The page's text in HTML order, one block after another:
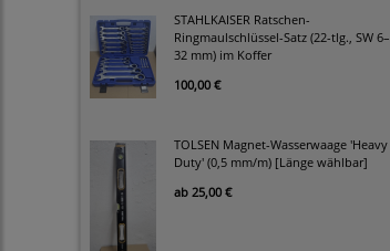
STAHLKAISER Ratschen-
Ringmaulschlüssel-Satz (22-tlg., SW 6–
32 mm) im Koffer
100,00 €
TOLSEN Magnet-Wasserwaage 'Heavy
Duty' (0,5 mm/m) [Länge wählbar]
ab 25,00 €